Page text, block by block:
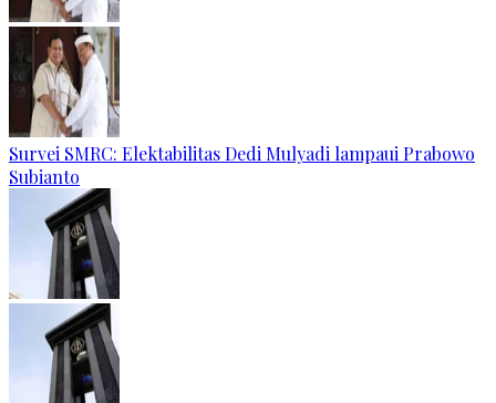
Survei SMRC: Elektabilitas Dedi Mulyadi lampaui Prabowo
Subianto